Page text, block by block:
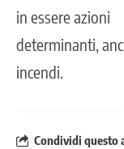
in essere azioni
determinanti,
incendi.
Condividi questo